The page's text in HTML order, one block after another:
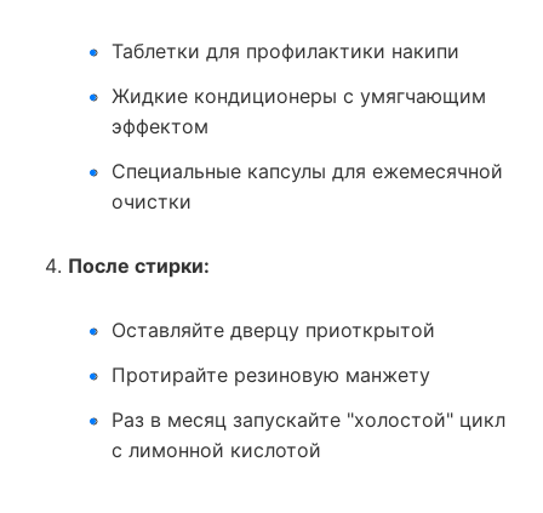
Таблетки для профилактики накипи
Жидкие кондиционеры с умягчающим
эффектом
Специальные капсулы для ежемесячной
очистки
После стирки:
Оставляйте дверцу приоткрытой
Протирайте резиновую манжету
Раз в месяц запускайте "холостой" цикл
с лимонной кислотой